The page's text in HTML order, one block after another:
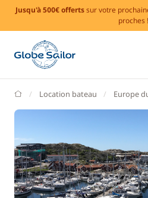
Jusqu'à 500€ offertssur votre
proches !
GlobeSailor
Location bateau Europe